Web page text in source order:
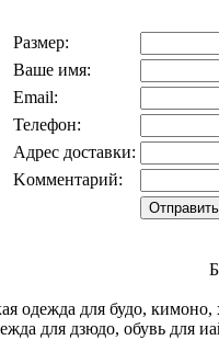
Размер:
Ваше имя:
Email:
Телефон:
Адрес доставки:
Kомментарий:
одежда для будо,
для дзюдо, обувь для